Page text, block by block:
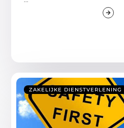
ZAKELIJKE DIENSTVERLENING